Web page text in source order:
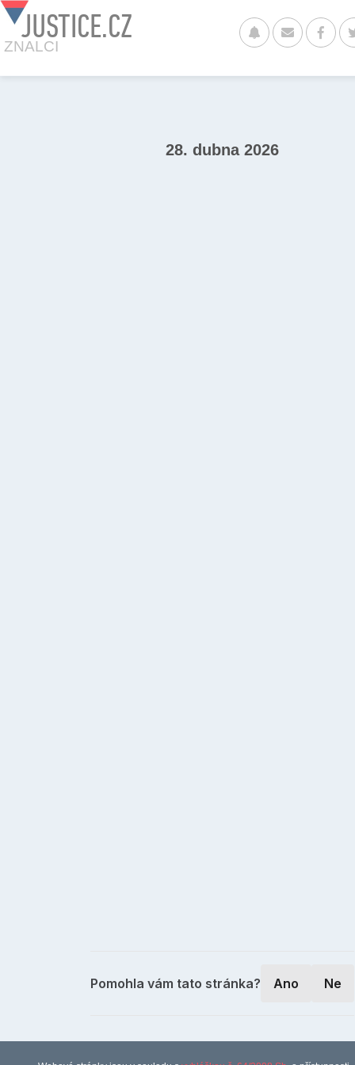
JUSTICE.CZ
ZNALCI
28. dubna 2026
Pomohla vám tato stránka? Ano Ne